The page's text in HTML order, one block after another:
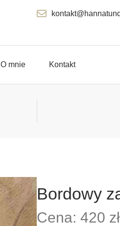
O mnie Kontakt
Bordowy
Cena: 420 zł